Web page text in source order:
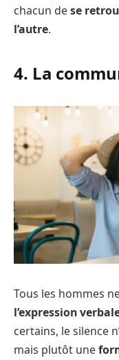
chacun dese
l’autre.
4. La
Tous les hommes
l’expression
certains, le silence
mais plutôt une